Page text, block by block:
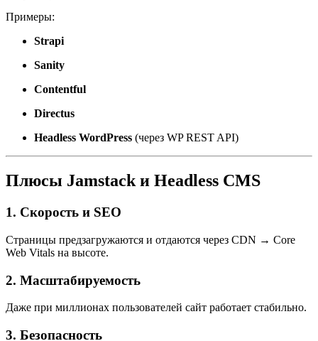
Примеры:
Strapi
Sanity
Contentful
Directus
Headless WordPress (через WP REST API)
Плюсы Jamstack и Headless CMS
1. Скорость и SEO
Страницы предзагружаются и отдаются через CDN → Core
Web Vitals на высоте.
2. Масштабируемость
Даже при миллионах пользователей сайт работает стабильно.
3. Безопасность